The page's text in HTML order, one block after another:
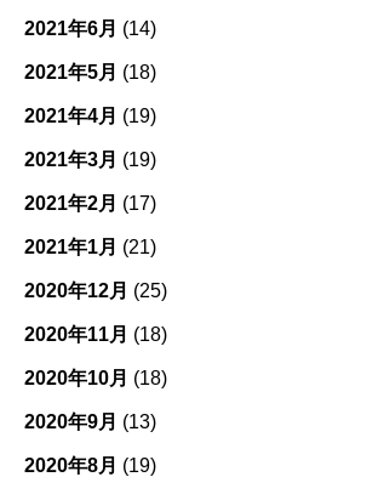
2021年6月 (14)
2021年5月 (18)
2021年4月 (19)
2021年3月 (19)
2021年2月 (17)
2021年1月 (21)
2020年12月 (25)
2020年11月 (18)
2020年10月 (18)
2020年9月 (13)
2020年8月 (19)